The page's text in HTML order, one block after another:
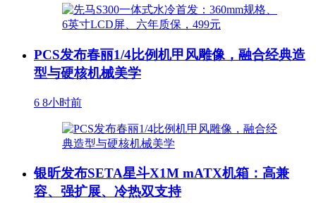
PCS发布春丽1/4比例机甲风雕像，融合经典造
型与硬核机械美学
6 8小时前
银昕发布SETA星斗X1M mATX机箱：高兼
容、强扩展、冷热双支持